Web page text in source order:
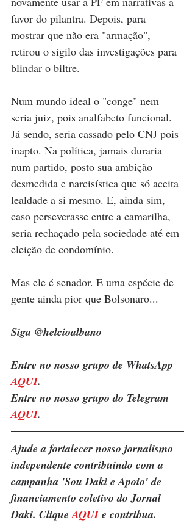
favor do pilantra. Depois, para
mostrar que não era "armação",
retirou o sigilo das investigações para
blindar o biltre.
Num mundo ideal o "conge" nem
seria juiz, pois analfabeto funcional.
Já sendo, seria cassado pelo CNJ pois
inapto. Na política, jamais duraria
num partido, posto sua ambição
desmedida e narcisística que só aceita
lealdade a si mesmo. E, ainda sim,
caso perseverasse entre a camarilha,
seria rechaçado pela sociedade até em
eleição de condomínio.
Mas ele é senador. E uma espécie de
gente ainda pior que Bolsonaro...
Siga @helcioalbano
Entre no nosso grupo de WhatsApp
AQUI.
Entre no nosso grupo do Telegram
AQUI.
Ajude a fortalecer nosso jornalismo
independente contribuindo com a
campanha 'Sou Daki e Apoio' de
financiamento coletivo do Jornal
Daki. Clique AQUI e contribua.